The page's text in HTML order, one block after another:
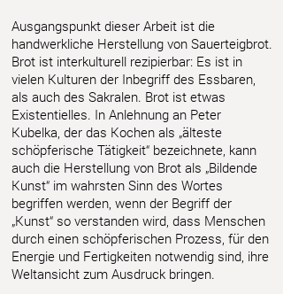
Ausgangspunkt dieser Arbeit ist die
handwerkliche Herstellung von Sauerteigbrot.
Brot ist interkulturell rezipierbar: Es ist in
vielen Kulturen der Inbegriff des Essbaren,
als auch des Sakralen. Brot ist etwas
Existentielles. In Anlehnung an Peter
Kubelka, der das Kochen als „älteste
schöpferische Tätigkeit“ bezeichnete, kann
auch die Herstellung von Brot als „Bildende
Kunst“ im wahrsten Sinn des Wortes
begriffen werden, wenn der Begriff der
„Kunst“ so verstanden wird, dass Menschen
durch einen schöpferischen Prozess, für den
Energie und Fertigkeiten notwendig sind, ihre
Weltansicht zum Ausdruck bringen.